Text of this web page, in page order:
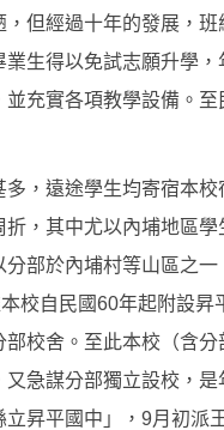
但經過十年的發展，
生得以免試志願升學
充實各項教學設備。
，遠途學生均寄宿本
，其中尤以內埔地區
部於內埔村等山區之
校自民國60年起附設
校舍。至此本校（含
急謀分部獨立設校，
昇平國中」，9月初派